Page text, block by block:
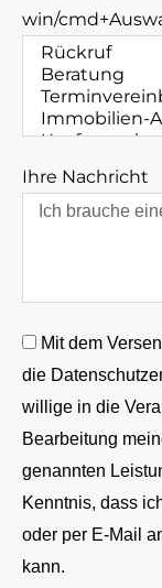
win/
Ihre Nachricht
Mit dem
die
willige in die
Bearbeitung
genannten
Kenntnis, dass
oder per E-Mail
kann.